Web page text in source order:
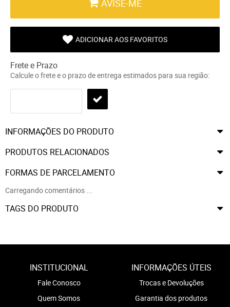
AVISE-ME
ADICIONAR AOS FAVORITOS
Frete e Prazo
Calcule o frete e o prazo de entrega estimados para sua região:
INFORMAÇÕES DO PRODUTO
PRODUTOS RELACIONADOS
FORMAS DE PARCELAMENTO
Carregando comentários ...
TAGS DO PRODUTO
INSTITUCIONAL
Fale Conosco
Quem Somos
INFORMAÇÕES ÚTEIS
Trocas e Devoluções
Garantia dos produtos